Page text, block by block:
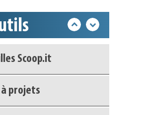
Scoop.it
projets